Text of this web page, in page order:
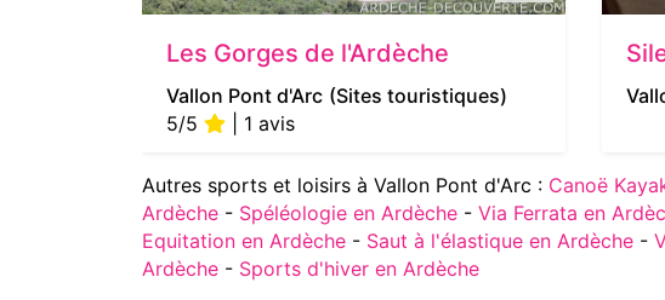
Les Gorges de l'Ardèche
Vallon Pont d'Arc (Sites touristiques)
5/5
| 1 avis
Autres sports et loisirs à Vallon Pont d'Arc : Canoë
Ardèche - Spéléologie en Ardèche - Via Ferrata en
Equitation en Ardèche - Saut à l'élastique en Ardèche -
Ardèche - Sports d'hiver en Ardèche